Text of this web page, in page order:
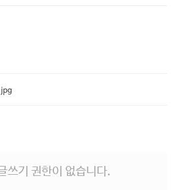
쓰기 권한이 없습니다.